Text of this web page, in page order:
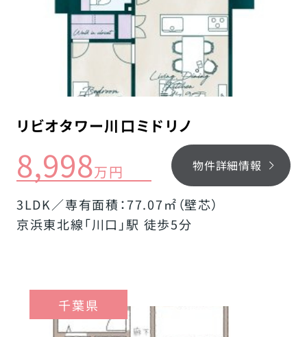
リビオタワー川口ミドリノ
8,998万円 物件詳細情報
3LDK／専有面積：77.07㎡（壁芯）
京浜東北線「川口」駅 徒歩5分
千葉県